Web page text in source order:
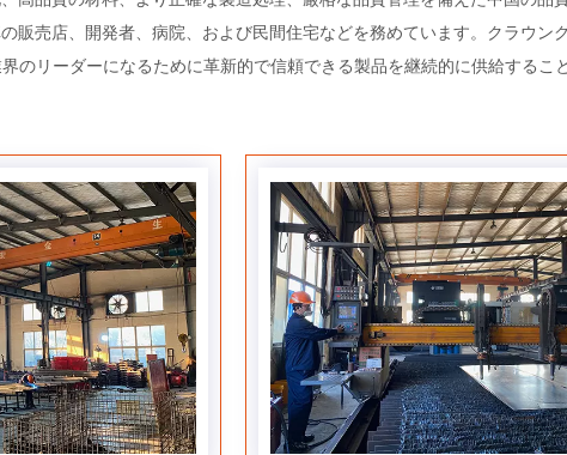
販売店、開発者、病院、および民間住宅などを務めています。クラウン
のリーダーになるために革新的で信頼できる製品を継続的に供給する